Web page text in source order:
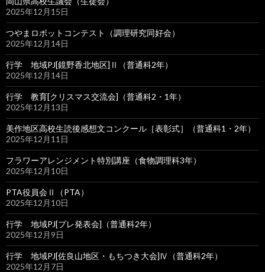
2025年12月15日
つやまロボットコンテスト（調理研究同好会）
2025年12月14日
行学 地域PJ[鏡野香北地区]Ⅱ（普通科2年）
2025年12月14日
行学 教育[クリスマス交流会]（普通科2・1年）
2025年12月13日
美作地区高校生読後感想文コンクール［表彰式］（普通科1・2年）
2025年12月11日
フラワーアレンジメント特別講座（食物調理科3年）
2025年12月10日
PTA役員会Ⅱ（PTA）
2025年12月10日
行学 地域PJ[プレ発表会]（普通科2年）
2025年12月9日
行学 地域PJ[佐良山地区・もちつき大会]Ⅳ（普通科2年）
2025年12月7日